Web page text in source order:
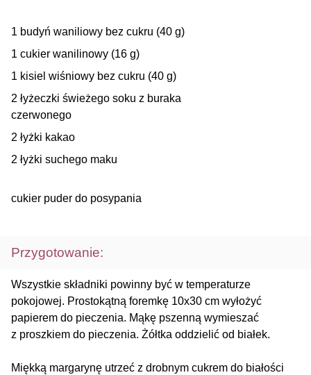
1 budyń waniliowy bez cukru (40 g)
1 cukier wanilinowy (16 g)
1 kisiel wiśniowy bez cukru (40 g)
2 łyżeczki świeżego soku z buraka
czerwonego
2 łyżki kakao
2 łyżki suchego maku
cukier puder do posypania
Przygotowanie:
Wszystkie składniki powinny być w temperaturze
pokojowej. Prostokątną foremkę 10x30 cm wyłożyć
papierem do pieczenia. Mąkę pszenną wymieszać
z proszkiem do pieczenia. Żółtka oddzielić od białek.
Miękką margarynę utrzeć z drobnym cukrem do białości